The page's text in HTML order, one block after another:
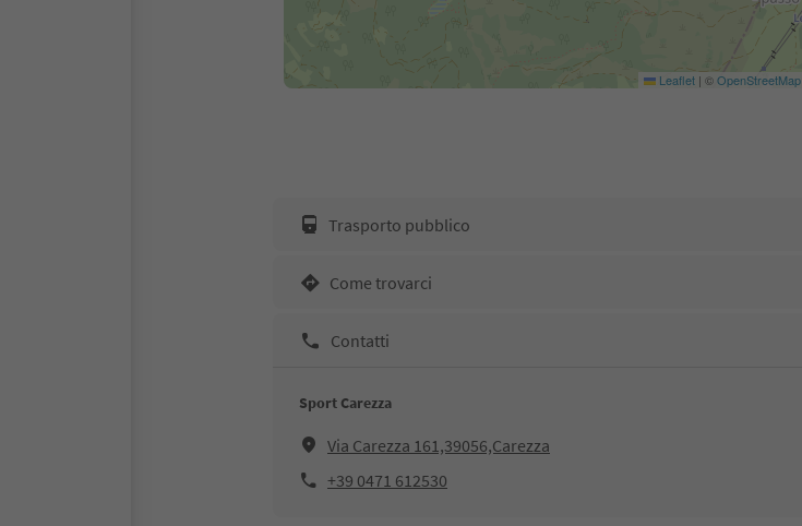
Leaflet | ©OpenStreetMap
Trasporto pubblico
Come trovarci
Contatti
Sport Carezza
Via Carezza 161,39056,Carezza
+39 0471 612530